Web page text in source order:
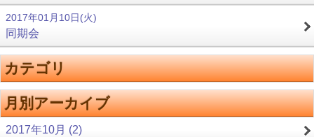
2017年01月10日(火)
同期会
カテゴリ
月別アーカイブ
2017年10月 (2)